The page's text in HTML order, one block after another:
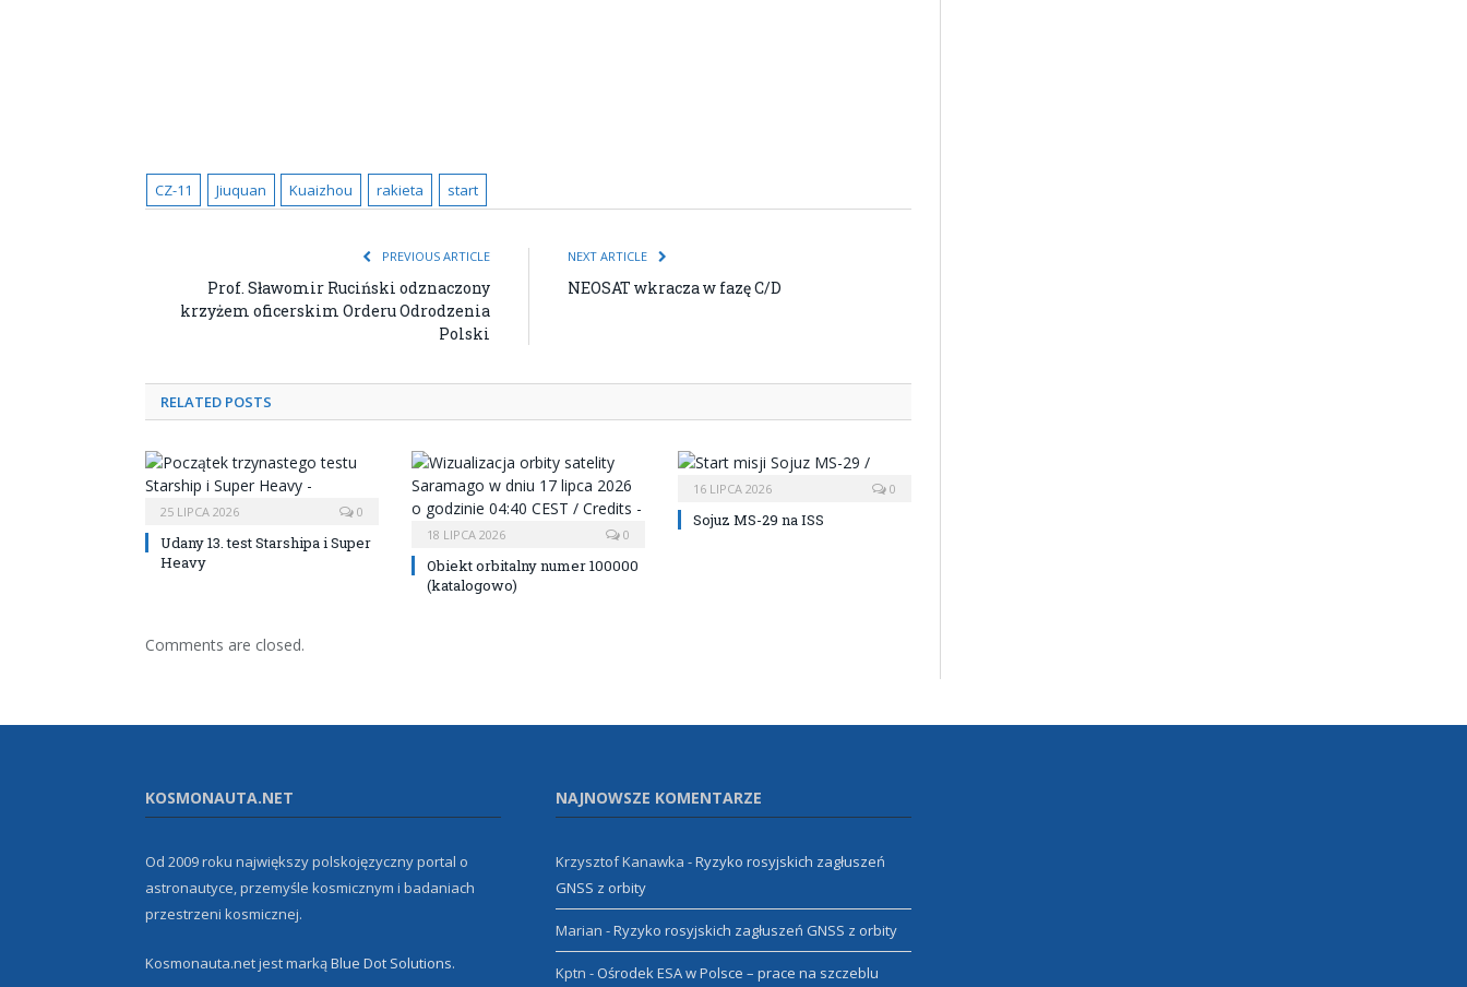
CZ-11 Jiuquan Kuaizhou rakieta start
PREVIOUS ARTICLE
Prof. Sławomir Ruciński odznaczony
krzyżem oficerskim Orderu Odrodzenia
Polski
NEXT ARTICLE
NEOSAT wkracza w fazę C/D
RELATED POSTS
25 LIPCA 2026 0
Udany 13. test Starshipa i Super
Heavy
18 LIPCA 2026 0
Obiekt orbitalny numer 100000
(katalogowo)
16 LIPCA 2026 0
Sojuz MS-29 na ISS
Comments are closed.
KOSMONAUTA.NET
Od 2009 roku największy polskojęzyczny portal o
astronautyce, przemyśle kosmicznym i badaniach
przestrzeni kosmicznej.
Kosmonauta.net jest markąBlue Dot Solutions.
NAJNOWSZE KOMENTARZE
Krzysztof Kanawka -Ryzyko rosyjskich zagłuszeń
GNSS z orbity
Marian -Ryzyko rosyjskich zagłuszeń GNSS z orbity
Kptn - Ośrodek ESA w Polsce – prace na szczeblu